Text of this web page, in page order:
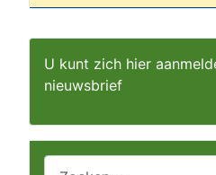
U kunt zich hier
nieuwsbrief